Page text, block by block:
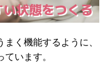
状態をつくる
く機能するように、
ています。